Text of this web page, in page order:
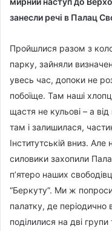
занесли речі в Палац
Пройшлися разом з
парку, зайняли
увесь час, допоки не
побоїще. Там наші
щастя не кульові – а
там і залишилася,
Інститутській вниз. Але
силовики захопили
п’ятеро наших
“Беркуту”. Ми ж
палатку, де періодично
поділилися на дві